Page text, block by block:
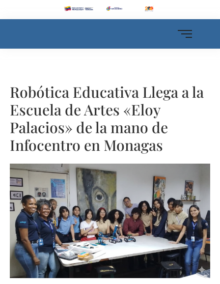
Robótica Educativa Llega a la
Escuela de Artes «Eloy
Palacios» de la mano de
Infocentro en Monagas